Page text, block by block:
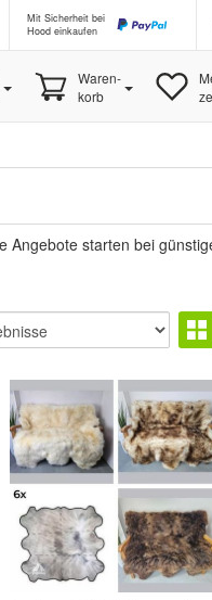
Mit Sicherheit bei
Hood einkaufen
Waren-
korb
Angebote starten bei